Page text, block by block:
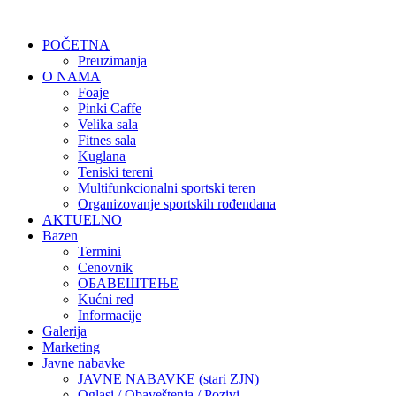
POČETNA
Preuzimanja
O NAMA
Foaje
Pinki Caffe
Velika sala
Fitnes sala
Kuglana
Teniski tereni
Multifunkcionalni sportski teren
Organizovanje sportskih rođendana
AKTUELNO
Bazen
Termini
Cenovnik
ОБАВЕШТЕЊЕ
Kućni red
Informacije
Galerija
Marketing
Javne nabavke
JAVNE NABAVKE (stari ZJN)